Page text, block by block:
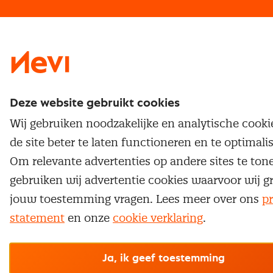
Traineeship
Nevi 2
Deze website gebruikt cookies
Wij gebruiken noodzakelijke en analytische
de site beter te laten functioneren en te
Om relevante advertenties op andere sites te
gebruiken wij advertentie cookies waarvoor wij
jouw toestemming vragen. Lees meer over ons
statement en onze cookie verklaring.
Ja, ik geef toestemming